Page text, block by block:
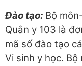
Đào tạo: Bộ
Quân y 103 là
mã số đào tạo
Vi sinh y học.